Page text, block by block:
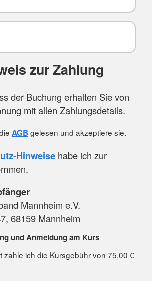
zur Zahlung
der Buchung erhalten Sie von
mit allen Zahlungsdetails.
AGB gelesen und akzeptiere sie.
Hinweise habe ich zur
Mannheim e.V.
68159 Mannheim
und Anmeldung am Kurs
zahle ich die Kursgebühr von 75,00 €